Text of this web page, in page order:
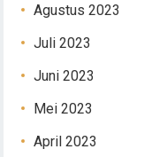
Agustus 2023
Juli 2023
Juni 2023
Mei 2023
April 2023